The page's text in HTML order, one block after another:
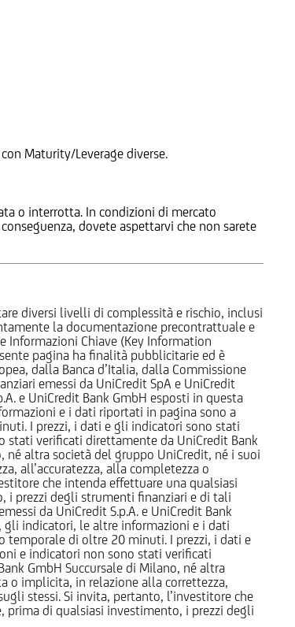
Maturity/Leverage diverse.
o interrotta. In condizioni di mercato
dovete aspettarvi che non sarete
diversi livelli di complessità e rischio, inclusi
la documentazione precontrattuale e
Chiave (Key Information
pagina ha finalità pubblicitarie ed è
dalla Banca d’Italia, dalla Commissione
emessi da UniCredit SpA e UniCredit
e UniCredit Bank GmbH esposti in questa
e i dati riportati in pagina sono a
I prezzi, i dati e gli indicatori sono stati
verificati direttamente da UniCredit Bank
né altra società del gruppo UniCredit, né i suoi
all’accuratezza, alla completezza o
che intenda effettuare una qualsiasi
i prezzi degli strumenti finanziari e di tali
da UniCredit S.p.A. e UniCredit Bank
indicatori, le altre informazioni e i dati
temporale di oltre 20 minuti. I prezzi, i dati e
e indicatori non sono stati verificati
GmbH Succursale di Milano, né altra
o implicita, in relazione alla correttezza,
stessi. Si invita, pertanto, l’investitore che
di qualsiasi investimento, i prezzi degli